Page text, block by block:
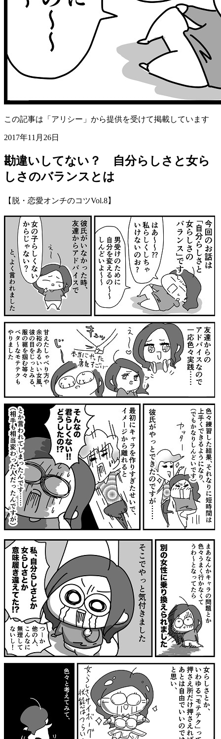
この記事は「アリシー」から提供を受けて掲載しています
2017年11月26日
勘違いしてない？ 自分らしさと女ら
しさのバランスとは
【脱・恋愛オンチのコツVol.8】